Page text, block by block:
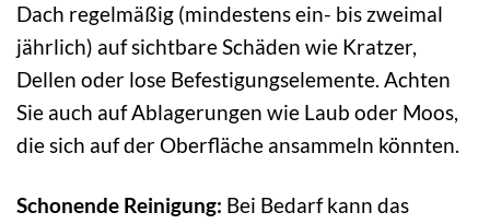
Dach regelmäßig (mindestens ein- bis zweimal
jährlich) auf sichtbare Schäden wie Kratzer,
Dellen oder lose Befestigungselemente. Achten
Sie auch auf Ablagerungen wie Laub oder Moos,
die sich auf der Oberfläche ansammeln könnten.
Schonende Reinigung: Bei Bedarf kann das